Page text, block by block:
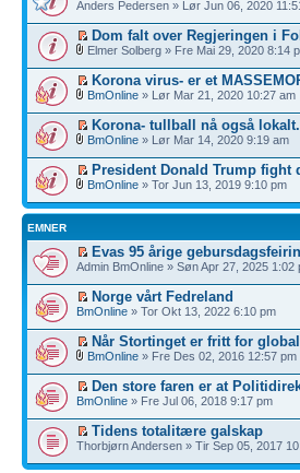
Anders Pedersen » Lør Jun 06, 2020
Dom falt over Regjeringen i
Elmer Solberg » Fre Mai 29, 2020 8:14
Korona virus- er et
BmOnline » Lør Mar 21, 2020 10:27 am
Korona- tullball nå også
BmOnline » Lør Mar 14, 2020 9:19 am
President Donald Trump fight
BmOnline » Tor Jun 13, 2019 9:10 pm
EMNER
Evas 95 årige
Admin BmOnline » Søn Apr 27, 2025 1:02
Norge vårt Fedreland
BmOnline » Tor Okt 13, 2022 6:10 pm
Når Stortinget er fritt for
BmOnline » Fre Des 02, 2016 12:57 pm
Den store faren er at
BmOnline » Fre Jul 06, 2018 9:17 pm
Tidens totalitære galskap
Thorbjørn Andersen » Tir Sep 05, 2017